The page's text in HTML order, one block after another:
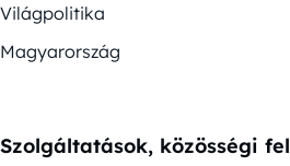
Világpolitika
Magyarország
Szolgáltatások, közösségi